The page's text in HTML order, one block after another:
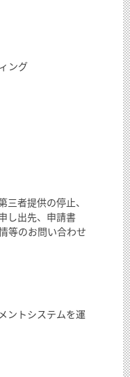
ング
者提供の停止、
し出先、申請書
等のお問い合わせ
ントシステムを運